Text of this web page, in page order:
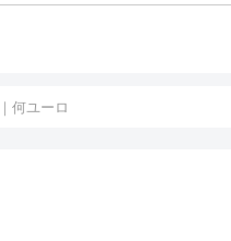
何ユーロ